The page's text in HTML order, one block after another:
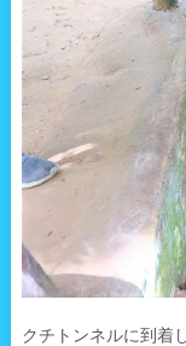
クチトンネルに到着